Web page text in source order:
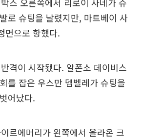
로 슈팅을 날렸지만, 마트베이 사
면으로 향했다.
격이 시작됐다. 알폰소 데이비스
를 잡은 우스만 뎀벨레가 슈팅을
어났다.
르에머리가 왼쪽에서 올라온 크